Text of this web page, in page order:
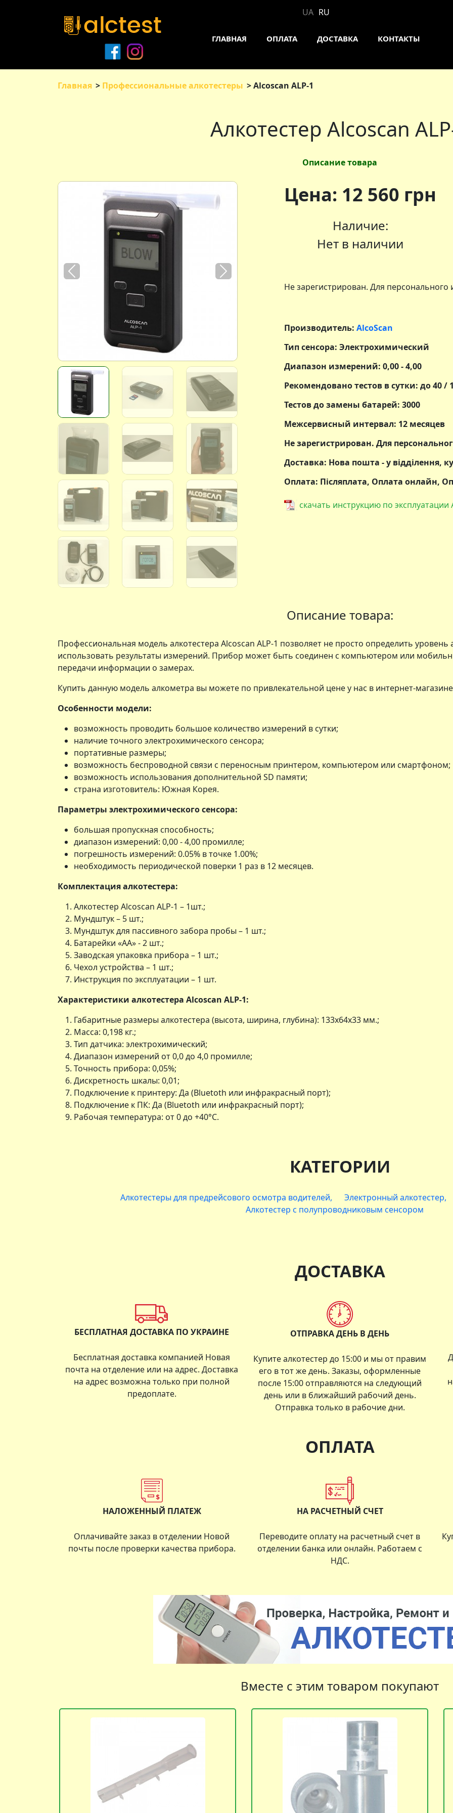
UA RU
ГЛАВНАЯ ОПЛАТА ДОСТАВКА КОНТАКТЫ
Главная Профессиональные алкотестеры Alcoscan ALP-1
Алкотестер Alcoscan
Описание товара
Previous Next
Цена: 12 560 грн
Наличие:
Нет в наличии
Не зарегистрирован. Для персонального
Производитель: AlcoScan
Тип сенсора: Электрохимический
Диапазон измерений: 0,00 - 4,00
Рекомендовано тестов в сутки: до 40 /
Тестов до замены батарей: 3000
Межсервисный интервал: 12 месяцев
Не зарегистрирован. Для
Доставка: Нова пошта - у відділення,
Оплата: Післяплата, Оплата онлайн,
скачать инструкцию по эксплуатации
Описание товара:
Профессиональная модель алкотестера Alcoscan ALP-1 позволяет не просто определить
использовать результаты измерений. Прибор может быть соединен с компьютером или
передачи информации о замерах.
Купить данную модель алкометра вы можете по привлекательной цене у нас в интернет-
Особенности модели:
возможность проводить большое количество измерений в сутки;
наличие точного электрохимического сенсора;
портативные размеры;
возможность беспроводной связи с переносным принтером, компьютером или смартфоном;
возможность использования дополнительной SD памяти;
страна изготовитель: Южная Корея.
Параметры электрохимического сенсора:
большая пропускная способность;
диапазон измерений: 0,00 - 4,00 промилле;
погрешность измерений: 0.05% в точке 1.00%;
необходимость периодической поверки 1 раз в 12 месяцев.
Комплектация алкотестера:
Алкотестер Alcoscan ALP-1 – 1шт.;
Мундштук – 5 шт.;
Мундштук для пассивного забора пробы – 1 шт.;
Батарейки «АА» - 2 шт.;
Заводская упаковка прибора – 1 шт.;
Чехол устройства – 1 шт.;
Инструкция по эксплуатации – 1 шт.
Характеристики алкотестера Alcoscan ALP-1:
Габаритные размеры алкотестера (высота, ширина, глубина): 133х64х33 мм.;
Масса: 0,198 кг.;
Тип датчика: электрохимический;
Диапазон измерений от 0,0 до 4,0 промилле;
Точность прибора: 0,05%;
Дискретность шкалы: 0,01;
Подключение к принтеру: Да (Bluetoth или инфракрасный порт);
Подключение к ПК: Да (Bluetoth или инфракрасный порт);
Рабочая температура: от 0 до +40°С.
КАТЕГОРИИ
Алкотестеры для предрейсового осмотра водителей
Электронный алкотестер
Алкотестер с полупроводниковым сенсором
ДОСТАВКА
БЕСПЛАТНАЯ ДОСТАВКА ПО УКРАИНЕ
Бесплатная доставка компанией Новая
почта на отделение или на адрес. Доставка
на адрес возможна только при полной
предоплате.
ОТПРАВКА ДЕНЬ В ДЕНЬ
Купите алкотестер до 15:00 и мы от правим
его в тот же день. Заказы, оформленные
после 15:00 отправляются на следующий
день или в ближайший рабочий день.
Отправка только в рабочие дни.
ОПЛАТА
НАЛОЖЕННЫЙ ПЛАТЕЖ
Оплачивайте заказ в отделении Новой
почты после проверки качества прибора.
НА РАСЧЕТНЫЙ СЧЕТ
Переводите оплату на расчетный счет в
отделении банка или онлайн. Работаем с
НДС.
Вместе с этим товаром покупают